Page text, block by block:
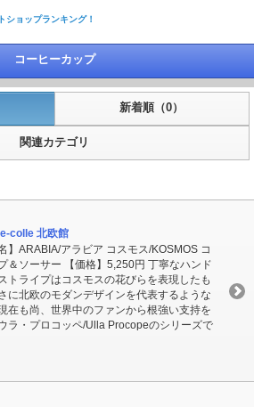
ショップランキング！
コーヒーカップ
新着順（0）
関連カテゴリ
colle 北欧館
】ARABIA/アラビア コスモス/KOSMOS コ
＆ソーサー 【価格】5,250円 丁寧なハンド
トライプはコスモスの花びらを表現したも
に北欧のモダンデザインを代表するような
在も尚、世界中のファンから根強い支持を
ラ・プロコッペ/Ulla Procopeのシリーズで